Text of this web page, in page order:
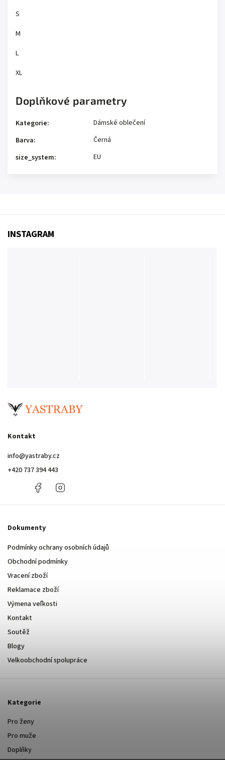
S
M
L
XL
Doplňkové parametry
Kategorie:
Dámské oblečení
Barva:
Černá
size_system: EU
Kontakt
info@yastraby.cz
+420 737 394 443
+420
394
Facebook
Dokumenty
Podmínky ochrany osobních údajů
Obchodní podmínky
Vracení zboží
Reklamace zboží
Výmena veľkosti
Kontakt
Soutěž
Blogy
Velkoobchodní spolupráce
Kategorie
Pro ženy
Pro muže
Doplňky
INSTAGRAM